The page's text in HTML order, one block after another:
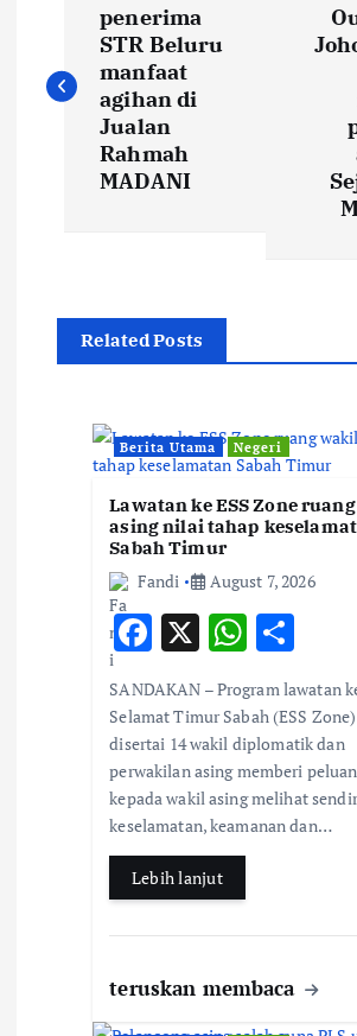
s
v
penerima
STR Beluru
manfaat
agihan di
Jualan
Rahmah
MADANI
Related Posts
Berita Utama Negeri
Lawatan ke ESS Zone
asing nilai tahap
Sabah Timur
Fandi
August 7, 2026
F
ac
e
b
o
o
k
X W
at
s
A
p
ar
e
SANDAKAN – Program lawatan
Selamat Timur Sabah (ESS
disertai 14 wakil diplomatik dan
perwakilan asing memberi
kepada wakil asing melihat
keselamatan, keamanan dan…
Lebih lanjut
teruskan membaca